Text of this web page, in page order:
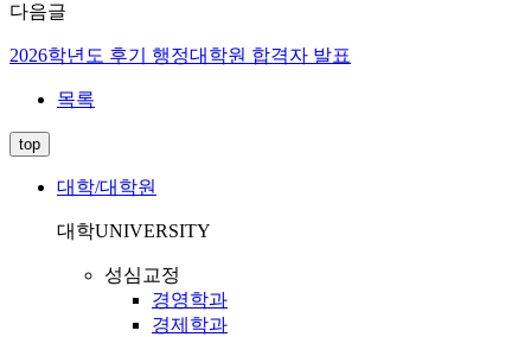
다음글
2026학년도 후기 행정대학원 합격자 발표
목록
top
대학/대학원
대학UNIVERSITY
성심교정
경영학과
경제학과